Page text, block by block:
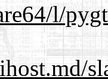
l/